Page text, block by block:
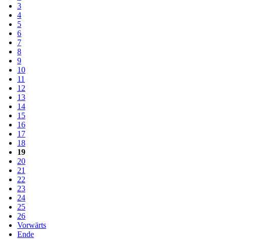
3
4
5
6
7
8
9
10
11
12
13
14
15
16
17
18
19
20
21
22
23
24
25
26
Vorwärts
Ende